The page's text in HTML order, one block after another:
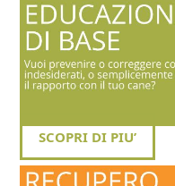
SCOPRI DI PIU’